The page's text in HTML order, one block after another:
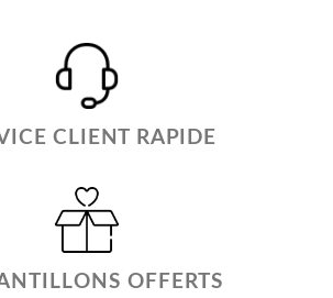
CLIENT RAPIDE
OFFERTS